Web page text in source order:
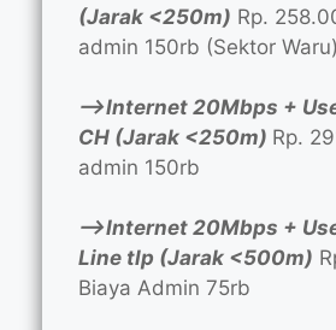
(Jarak <250m) Rp.
admin 150rb (Sektor Waru)
—>Internet 20Mbps +
CH (Jarak <250m) Rp.
admin 150rb
—>Internet 20Mbps +
Line tlp (Jarak <500m)
Biaya Admin 75rb